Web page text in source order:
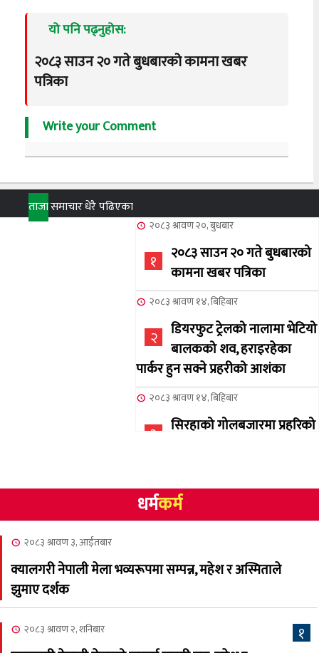
यो पनि पढ्नुहोस:
२०८३ साउन २० गते बुधबारको कामना खबर
पत्रिका
Write your Comment
ताजासमाचारधेरै पढिएका
२०८३ श्रावण २०, बुधबार
१
२०८३ साउन २० गते बुधबारको
कामना खबर पत्रिका
२०८३ श्रावण १४, बिहिबार
२
डियरफुट ट्रेलको नालामा भेटियो
बालकको शव, हराइरहेका
पार्कर हुन सक्ने प्रहरीको आशंका
२०८३ श्रावण १४, बिहिबार
३
सिरहाको गोलबजारमा प्रहरिको
४
NCSC को अध्यक्षमा घनेन्द्र
न्यौपाने बिजयी
नेप्लिज सोसाइटि अफ
२०८३ श्रावण ६, बुधबार
धर्मकर्म
२०८३ श्रावण ३, आईतबार
क्यालगरी नेपाली मेला भव्यरूपमा सम्पन्न, महेश र अस्मिताले
झुमाए दर्शक
१
२०८३ श्रावण २, शनिबार